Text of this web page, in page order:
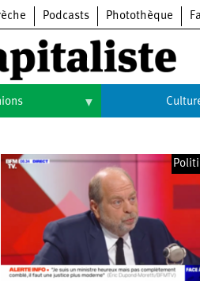
Podcasts Photothèque
Arts
Cinéma
Expositions
Livres